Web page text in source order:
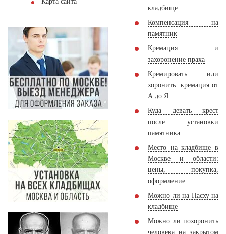
кладбище
Компенсация на
памятник
Кремация и
захоронение праха
Кремировать или
хоронить: кремация от
А до Я
Куда девать крест
после установки
памятника
Место на кладбище в
Москве и области:
цены, покупка,
оформление
Можно ли на Пасху на
кладбище
Можно ли похоронить
человека на закрытом